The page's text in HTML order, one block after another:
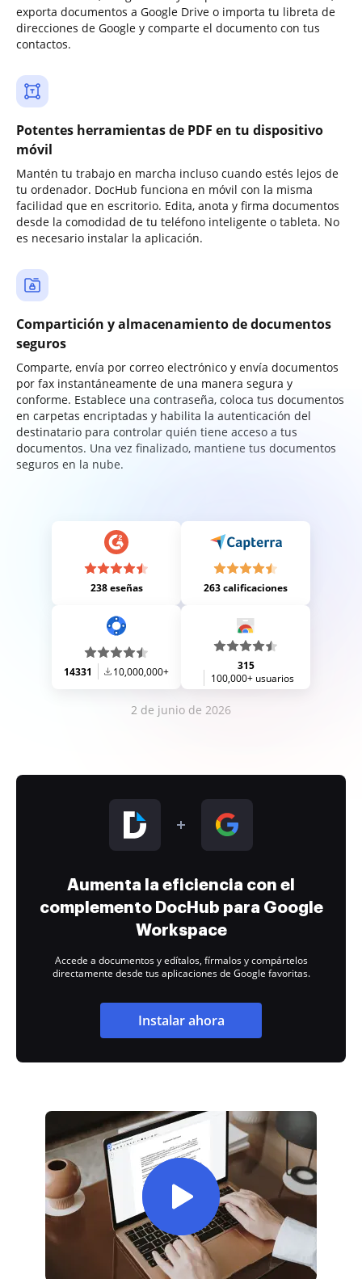
exporta documentos a Google Drive o importa tu libreta de
direcciones de Google y comparte el documento con tus
contactos.
Potentes herramientas de PDF en tu dispositivo
móvil
Mantén tu trabajo en marcha incluso cuando estés lejos de
tu ordenador. DocHub funciona en móvil con la misma
facilidad que en escritorio. Edita, anota y firma documentos
desde la comodidad de tu teléfono inteligente o tableta. No
es necesario instalar la aplicación.
Compartición y almacenamiento de documentos
seguros
Comparte, envía por correo electrónico y envía documentos
por fax instantáneamente de una manera segura y
conforme. Establece una contraseña, coloca tus documentos
en carpetas encriptadas y habilita la autenticación del
destinatario para controlar quién tiene acceso a tus
documentos. Una vez finalizado, mantiene tus documentos
seguros en la nube.
238 eseñas 263 calificaciones
14331 10,000,000+
315
100,000+ usuarios
2 de junio de 2026
Aumenta la eficiencia con el
complemento DocHub para Google
Workspace
Accede a documentos y edítalos, fírmalos y compártelos
directamente desde tus aplicaciones de Google favoritas.
Instalar ahora